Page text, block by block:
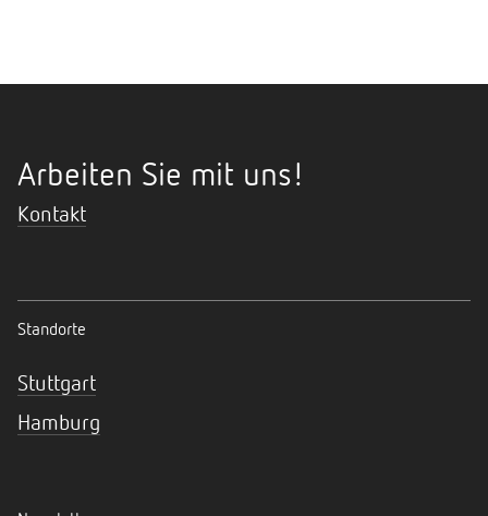
Arbeiten Sie mit uns!
Kontakt
Standorte
Stuttgart
Hamburg